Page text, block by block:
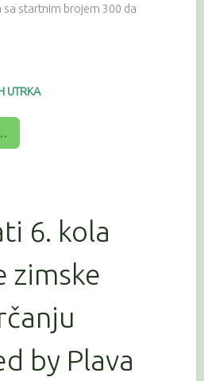
startnim brojem 300 da
UTRKA
6. kola
zimske
by Plava